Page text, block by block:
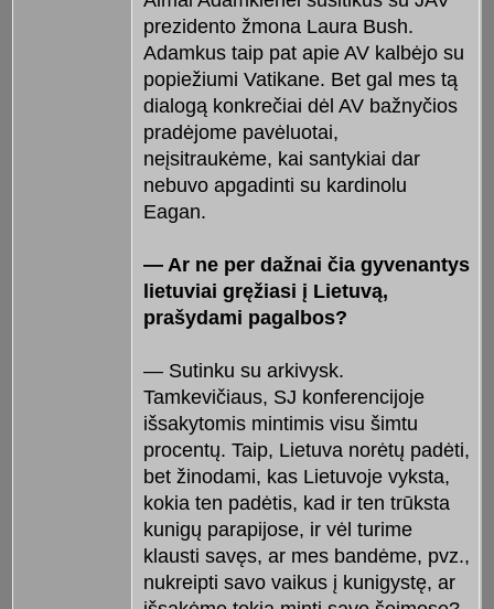
prezidento žmona Laura Bush.
Adamkus taip pat apie AV kalbėjo su
popiežiumi Vatikane. Bet gal mes tą
dialogą konkrečiai dėl AV bažnyčios
pradėjome pavėluotai,
neįsitraukėme, kai santykiai dar
nebuvo apgadinti su kardinolu
Eagan.
— Ar ne per dažnai čia gyvenantys
lietuviai gręžiasi į Lietuvą,
prašydami pagalbos?
— Sutinku su arkivysk.
Tamkevičiaus, SJ konferencijoje
išsakytomis mintimis visu šimtu
procentų. Taip, Lietuva norėtų padėti,
bet žinodami, kas Lietuvoje vyksta,
kokia ten padėtis, kad ir ten trūksta
kunigų parapijose, ir vėl turime
klausti savęs, ar mes bandėme, pvz.,
nukreipti savo vaikus į kunigystę, ar